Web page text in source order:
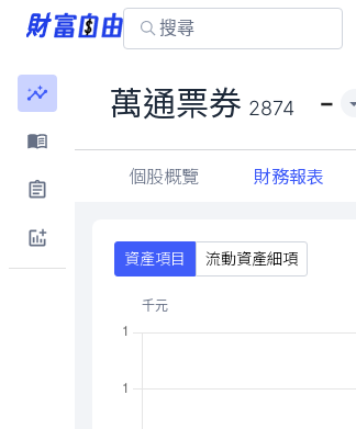
萬通票券 2874 -
個股概覽 財務報表
資產項目 流動資產細項